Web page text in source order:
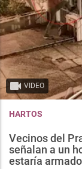
VIDEO
HARTOS
Vecinos del
señalan a un
estaría armado